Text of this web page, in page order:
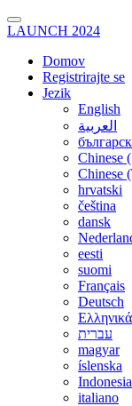
LAUNCH 2024
Domov
Registrirajte se
Jezik
English
العربية
Chinese
Chinese
hrvatski
čeština
dansk
eesti
suomi
Français
Deutsch
Ελληνικά
עברית
magyar
íslenska
Indonesia
italiano